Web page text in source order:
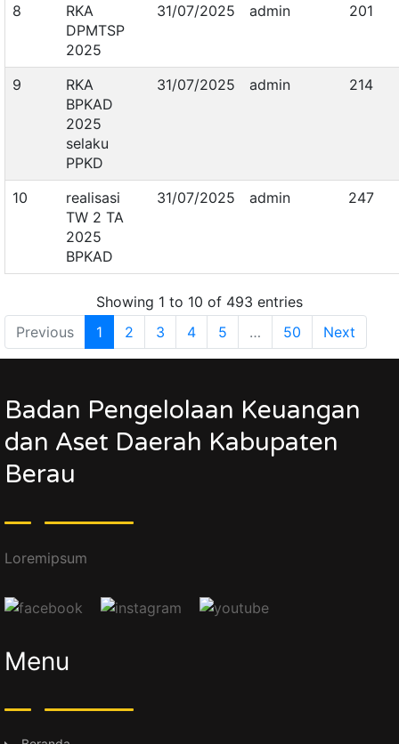
8
RKA
DPMTSP
2025
31/07/2025 admin 201
9
RKA
BPKAD
2025
selaku
PPKD
31/07/2025 admin 214
10
realisasi
TW 2 TA
2025
BPKAD
31/07/2025 admin 247
Showing 1 to 10 of 493 entries
Previous
1 2 3 4 5 … 50 Next
Badan Pengelolaan Keuangan
dan Aset Daerah Kabupaten
Berau
Loremipsum
Menu